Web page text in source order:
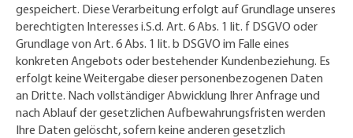
gespeichert. Diese Verarbeitung erfolgt auf Grundlage unseres
berechtigten Interesses i.S.d. Art. 6 Abs. 1 lit. f DSGVO oder
Grundlage von Art. 6 Abs. 1 lit. b DSGVO im Falle eines
konkreten Angebots oder bestehender Kundenbeziehung. Es
erfolgt keine Weitergabe dieser personenbezogenen Daten
an Dritte. Nach vollständiger Abwicklung Ihrer Anfrage und
nach Ablauf der gesetzlichen Aufbewahrungsfristen werden
Ihre Daten gelöscht, sofern keine anderen gesetzlich